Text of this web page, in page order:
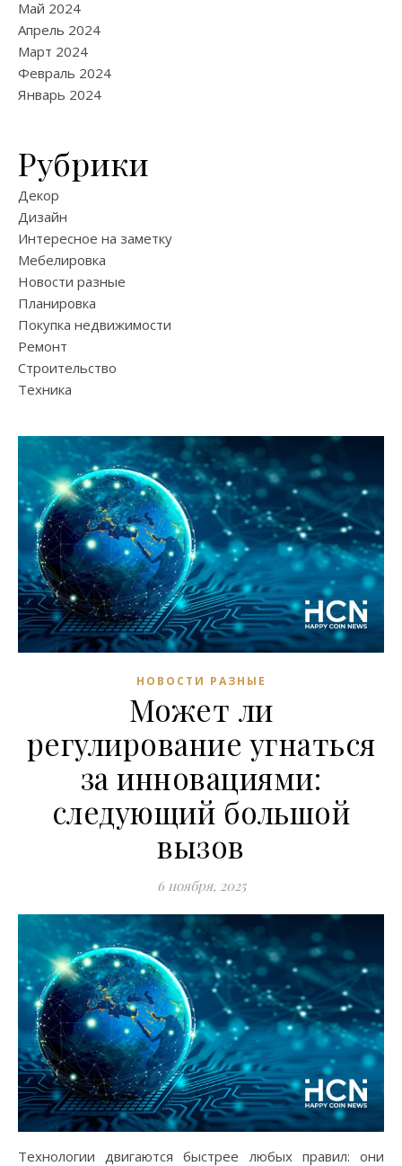
Май 2024
Апрель 2024
Март 2024
Февраль 2024
Январь 2024
Рубрики
Декор
Дизайн
Интересное на заметку
Мебелировка
Новости разные
Планировка
Покупка недвижимости
Ремонт
Строительство
Техника
НОВОСТИ РАЗНЫЕ
Может ли
регулирование угнаться
за инновациями:
следующий большой
вызов
6 ноября, 2025
Технологии двигаются быстрее любых правил: они